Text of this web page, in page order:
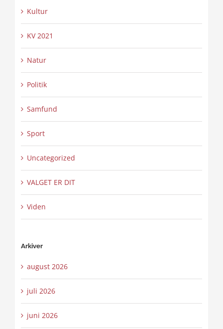
Kultur
KV 2021
Natur
Politik
Samfund
Sport
Uncategorized
VALGET ER DIT
Viden
Arkiver
august 2026
juli 2026
juni 2026